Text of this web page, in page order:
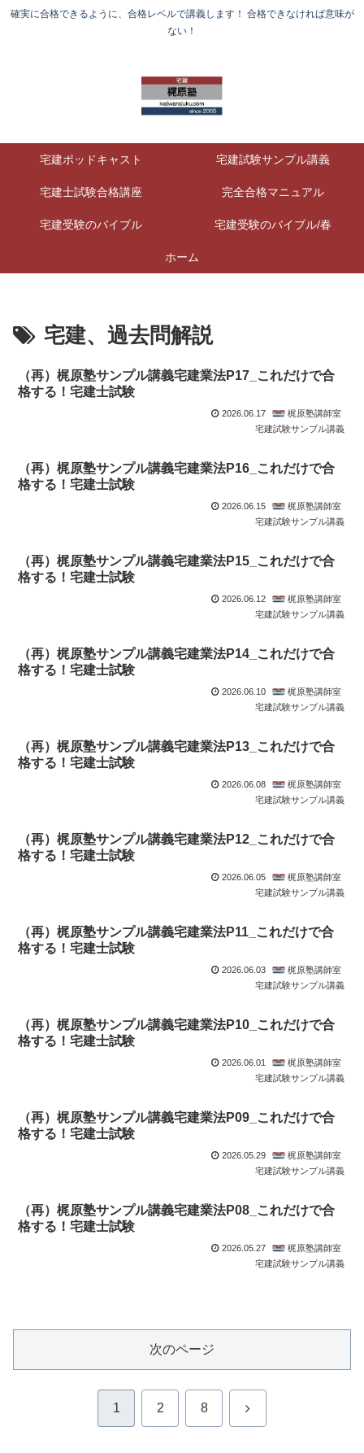
確実に合格できるように、合格レベルで講義します！ 合格できなければ意味が
ない！
宅建ポッドキャスト 宅建試験サンプル講義
宅建士試験合格講座 完全合格マニュアル
宅建受験のバイブル 宅建受験のバイブル/春
ホーム
宅建、過去問解説
（再）梶原塾サンプル講義宅建業法P17_これだけで合
格する！宅建士試験
2026.06.17
梶原塾講師室
宅建試験サンプル講義
（再）梶原塾サンプル講義宅建業法P16_これだけで合
格する！宅建士試験
2026.06.15
梶原塾講師室
宅建試験サンプル講義
（再）梶原塾サンプル講義宅建業法P15_これだけで合
格する！宅建士試験
2026.06.12
梶原塾講師室
宅建試験サンプル講義
（再）梶原塾サンプル講義宅建業法P14_これだけで合
格する！宅建士試験
2026.06.10
梶原塾講師室
宅建試験サンプル講義
（再）梶原塾サンプル講義宅建業法P13_これだけで合
格する！宅建士試験
2026.06.08
梶原塾講師室
宅建試験サンプル講義
（再）梶原塾サンプル講義宅建業法P12_これだけで合
格する！宅建士試験
2026.06.05
梶原塾講師室
宅建試験サンプル講義
（再）梶原塾サンプル講義宅建業法P11_これだけで合
格する！宅建士試験
2026.06.03
梶原塾講師室
宅建試験サンプル講義
（再）梶原塾サンプル講義宅建業法P10_これだけで合
格する！宅建士試験
2026.06.01
梶原塾講師室
宅建試験サンプル講義
（再）梶原塾サンプル講義宅建業法P09_これだけで合
格する！宅建士試験
2026.05.29
梶原塾講師室
宅建試験サンプル講義
（再）梶原塾サンプル講義宅建業法P08_これだけで合
格する！宅建士試験
2026.05.27
梶原塾講師室
宅建試験サンプル講義
次のページ
1 2 8 次